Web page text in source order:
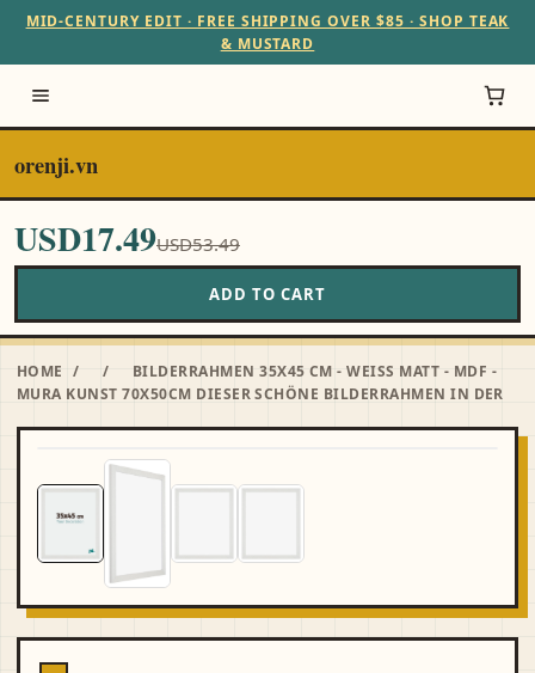
MID-CENTURY EDIT · FREE SHIPPING OVER $85 · SHOP TEAK
& MUSTARD
orenji.vn
USD17.49USD53.49
ADD TO CART
HOME / /
BILDERRAHMEN 35X45 CM - WEISS MATT - MDF -
MURA KUNST 70X50CM DIESER SCHÖNE BILDERRAHMEN IN DER